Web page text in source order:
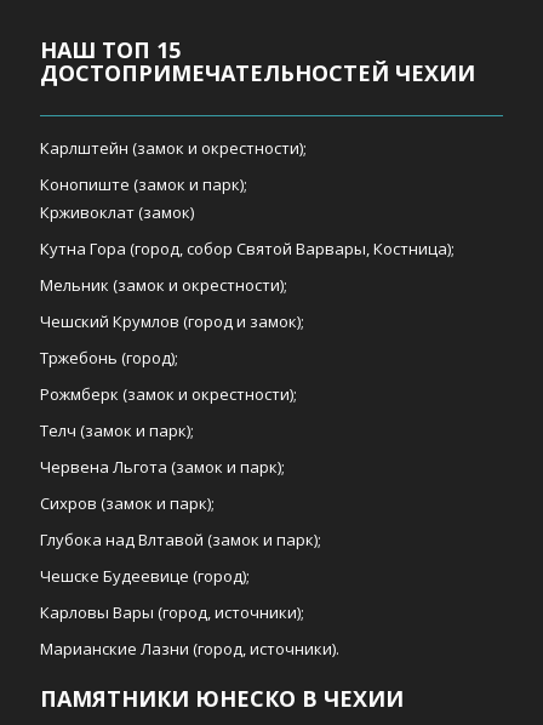
НАШ ТОП 15
ДОСТОПРИМЕЧАТЕЛЬНОСТЕЙ ЧЕХИИ
Карлштейн (замок и окрестности);
Конопиште (замок и парк);
Крживоклат (замок)
Кутна Гора (город, собор Святой Варвары, Костница);
Мельник (замок и окрестности);
Чешский Крумлов (город и замок);
Тржебонь (город);
Рожмберк (замок и окрестности);
Телч (замок и парк);
Червена Льгота (замок и парк);
Сихров (замок и парк);
Глубока над Влтавой (замок и парк);
Чешске Будеевице (город);
Карловы Вары (город, источники);
Марианские Лазни (город, источники).
ПАМЯТНИКИ ЮНЕСКО В ЧЕХИИ